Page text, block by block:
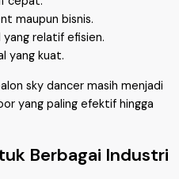
maupun bisnis.
yang relatif efisien.
yang kuat.
sky dancer masih menjadi
yang paling efektif hingga
Berbagai Industri